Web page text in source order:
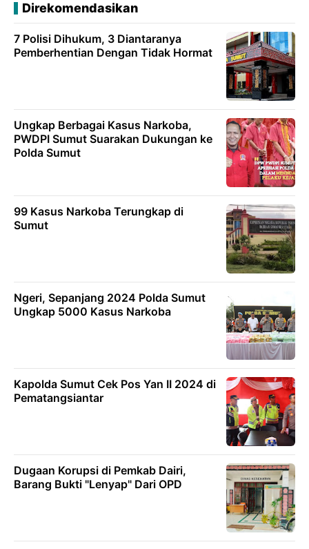
Direkomendasikan
7 Polisi Dihukum, 3 Diantaranya
Pemberhentian Dengan Tidak Hormat
Ungkap Berbagai Kasus Narkoba,
PWDPI Sumut Suarakan Dukungan ke
Polda Sumut
99 Kasus Narkoba Terungkap di
Sumut
Ngeri, Sepanjang 2024 Polda Sumut
Ungkap 5000 Kasus Narkoba
Kapolda Sumut Cek Pos Yan II 2024 di
Pematangsiantar
Dugaan Korupsi di Pemkab Dairi,
Barang Bukti "Lenyap" Dari OPD